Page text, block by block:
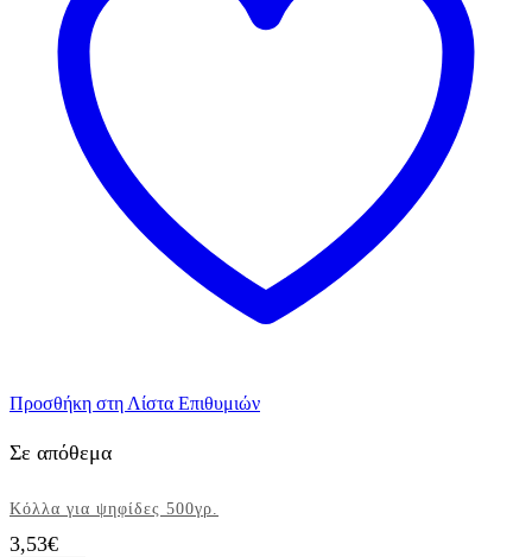
Προσθήκη στη Λίστα Επιθυμιών
Σε απόθεμα
Κόλλα για ψηφίδες 500γρ.
3,53€